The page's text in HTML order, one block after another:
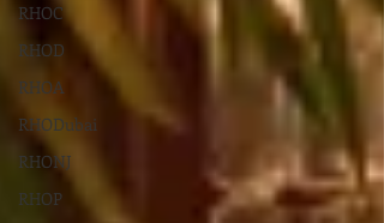
RHOC
RHOD
RHOA
RHODubai
RHONJ
RHOP